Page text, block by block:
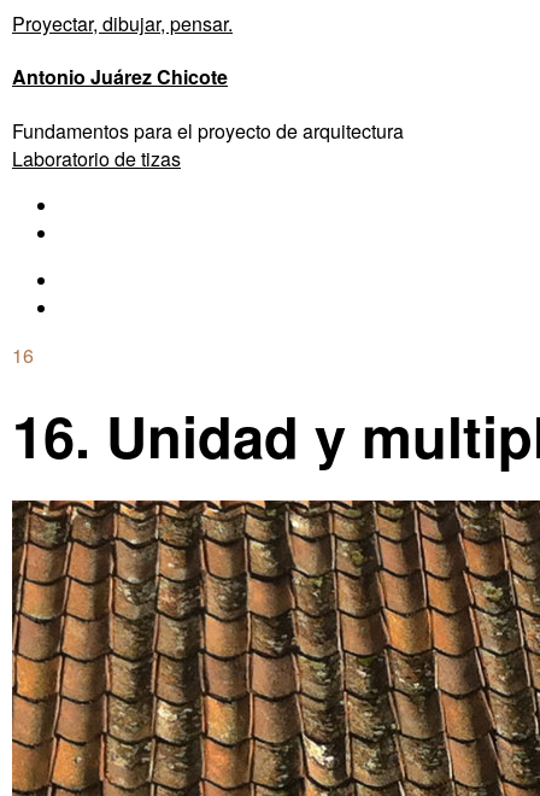
Proyectar, dibujar, pensar.
Antonio Juárez Chicote
Fundamentos para el proyecto de arquitectura
Laboratorio de tizas
16
16. Unidad y